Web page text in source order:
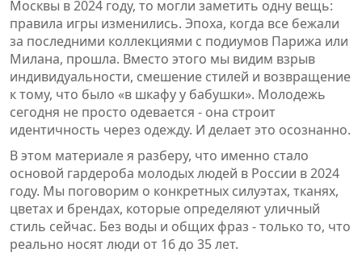
Москвы в 2024 году, то могли заметить одну вещь:
правила игры изменились. Эпоха, когда все бежали
за последними коллекциями с подиумов Парижа или
Милана, прошла. Вместо этого мы видим взрыв
индивидуальности, смешение стилей и возвращение
к тому, что было «в шкафу у бабушки». Молодежь
сегодня не просто одевается - она строит
идентичность через одежду. И делает это осознанно.
В этом материале я разберу, что именно стало
основой гардероба молодых людей в России в 2024
году. Мы поговорим о конкретных силуэтах, тканях,
цветах и брендах, которые определяют уличный
стиль сейчас. Без воды и общих фраз - только то, что
реально носят люди от 16 до 35 лет.